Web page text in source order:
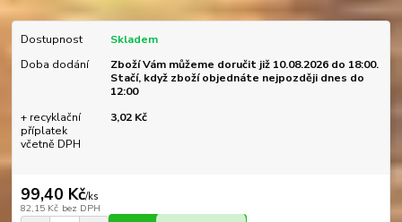
Dostupnost
Skladem
Doba dodání
Zboží Vám můžeme doručit již 10.08.2026 do 18:00.
Stačí, když zboží objednáte nejpozději dnes do
12:00
+ recyklační
příplatek
včetně DPH
3,02 Kč
99,40 Kč/ks
82,15 Kč bez DPH